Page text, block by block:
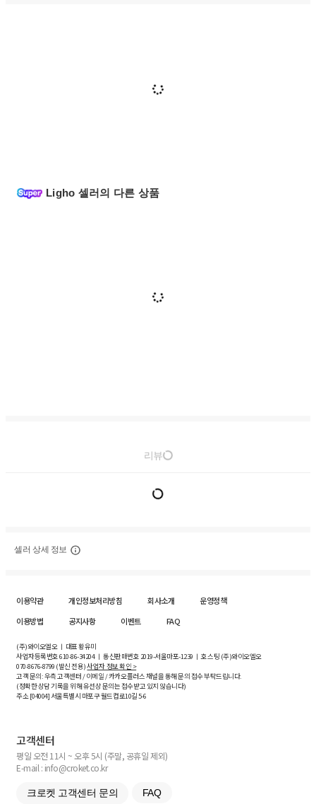
Ligho 셀러의 다른 상품
리뷰
셀러 상세 정보
이용약관 개인정보처리방침 회사소개
운영정책
이용방법
공지사항 이벤트 FAQ
(주)와이오엘오 ㅣ 대표 황유미
사업자등록번호610-86-34204ㅣ 통신판매번호 2019-서울마포-1239 ㅣ 호스팅 (주)와이오엘오
070-8676-8799 (발신 전용)사업자 정보 확인 >
고객 문의: 우측 고객센터 / 이메일 / 카카오플러스 채널을 통해 문의 접수 부탁드립니다.
(정확한 상담 기록을 위해 유선상 문의는 접수받고 있지 않습니다)
주소 [04004] 서울특별시 마포구 월드컵로10길5-6
고객센터
평일 오전 11시 ~ 오후 5시 (주말, 공휴일 제외)
E-mail : info@croket.co.kr
크로켓 고객센터 문의 FAQ